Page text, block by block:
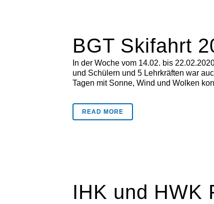
BGT Skifahrt
In der Woche vom 14.02. bis
und Schülern und 5 Lehrkräften war
Tagen mit Sonne, Wind und Wolken
READ MORE
IHK und HWK